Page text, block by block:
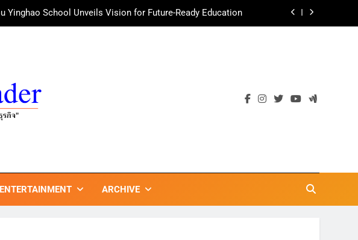
20 ปี ต่อยอดเสิร์ฟความอร่อย ยกเมนูระดับตำนาน “ข้าวหน้าไก่
ราชวงศ์” พุ่งทะยานสู่น่านฟ้า
ป่าซาเล้งปลอดเหล้าเข้าพรรษา 2569” ชูพลังชุมชนสืบสานพุทธ
Yinghao School Unveils Vision for Future-Ready Education
20 ปี ต่อยอดเสิร์ฟความอร่อย ยกเมนูระดับตำนาน “ข้าวหน้าไก่
ENTERTAINMENT ARCHIVE